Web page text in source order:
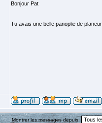
Bonjour Pat
Tu avais une belle panoplie de
Montrer les messages depuis: